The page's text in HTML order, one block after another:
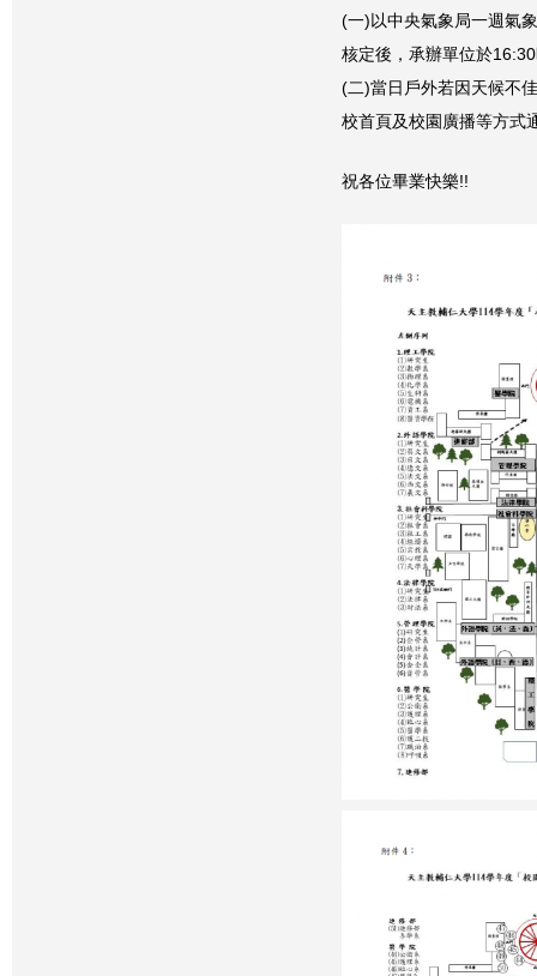
(一)以中央氣象局一週氣
核定後，承辦單位於
(二)當日戶外若因天候不
校首頁及校園廣播等方式
祝各位畢業快樂!!